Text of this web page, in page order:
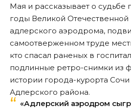
Мая и рассказывает о судьбе
годы Великой Отечественной
адлерского аэродрома,
самоотверженном труде
кто спасал раненых в
подлинные ретро-снимки из
истории города-курорта
Адлерского района.
«Адлерский аэродром